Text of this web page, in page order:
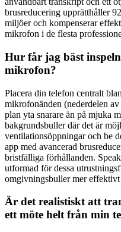
brusreducering upprätthåller
miljöer och kompenserar
mikrofon i de flesta
Hur får jag bäst
mikrofon?
Placera din telefon centralt
mikrofonänden (nederdelen
plan yta snarare än på mjuka
bakgrundsbuller där det är
ventilationsöppningar och be
app med avancerad
bristfälliga förhållanden.
utformad för dessa
omgivningsbuller mer effektivt
Är det realistiskt att
ett möte helt från min